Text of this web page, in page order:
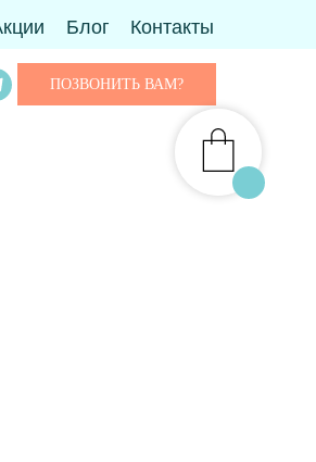
Блог Контакты
ПОЗВОНИТЬ ВАМ?